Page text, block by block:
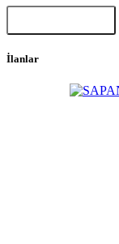
İlanlar